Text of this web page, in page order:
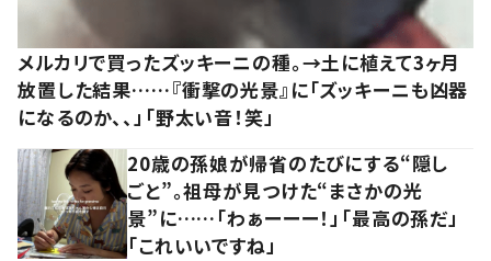
メルカリで買ったズッキーニの種。→土に植えて3ヶ月
放置した結果……『衝撃の光景』に「ズッキーニも凶器
になるのか、、」「野太い音！笑」
20歳の孫娘が帰省のたびにする“隠し
ごと”。祖母が見つけた“まさかの光
景”に……「わぁーーー！」「最高の孫だ」
「これいいですね」